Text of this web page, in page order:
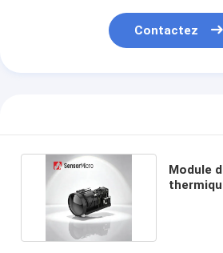
Contactez
Module